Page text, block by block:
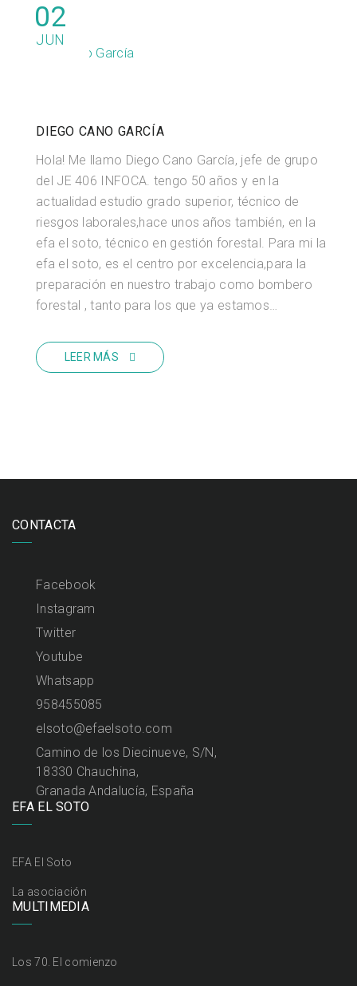
02
JUN
DIEGO CANO GARCÍA
Hola! Me llamo Diego Cano García, jefe de grupo
del JE 406 INFOCA. tengo 50 años y en la
actualidad estudio grado superior, técnico de
riesgos laborales,hace unos años también, en la
efa el soto, técnico en gestión forestal. Para mi la
efa el soto, es el centro por excelencia,para la
preparación en nuestro trabajo como bombero
forestal , tanto para los que ya estamos…
LEER MÁS
CONTACTA
Facebook
Instagram
Twitter
Youtube
Whatsapp
958455085
elsoto@efaelsoto.com
Camino de los Diecinueve, S/N,
18330 Chauchina,
Granada Andalucía, España
EFA EL SOTO
EFA El Soto
La asociación
MULTIMEDIA
Los 70. El comienzo